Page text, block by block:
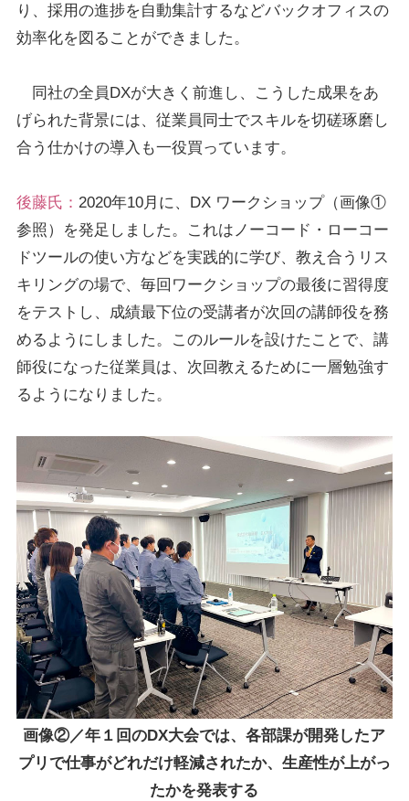
り、採用の進捗を自動集計するなどバックオフィスの
効率化を図ることができました。
同社の全員DXが大きく前進し、こうした成果をあ
げられた背景には、従業員同士でスキルを切磋琢磨し
合う仕かけの導入も一役買っています。
後藤氏： 2020年10月に、DX ワークショップ（画像①
参照）を発足しました。これはノーコード・ローコー
ドツールの使い方などを実践的に学び、教え合うリス
キリングの場で、毎回ワークショップの最後に習得度
をテストし、成績最下位の受講者が次回の講師役を務
めるようにしました。このルールを設けたことで、講
師役になった従業員は、次回教えるために一層勉強す
るようになりました。
画像②／年１回のDX大会では、各部課が開発したア
プリで仕事がどれだけ軽減されたか、生産性が上がっ
たかを発表する